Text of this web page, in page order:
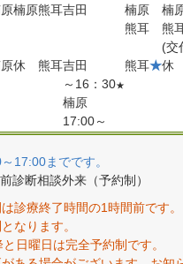
楠原熊耳吉田
楠原
熊耳
楠
熊
(交
休 熊耳吉田
～16：30★
熊耳★休
楠原
17:00～
17:00までです。
診断相談外来（予約制）
診療終了時間の1時間前です。
なります。
日曜日は完全予約制です。